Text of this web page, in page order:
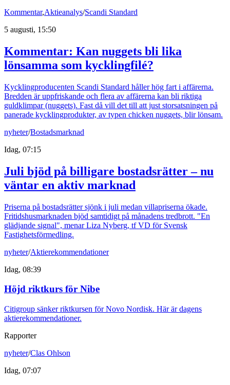
Kommentar,Aktieanalys/Scandi Standard
5 augusti, 15:50
Kommentar: Kan nuggets bli lika
lönsamma som kycklingfilé?
Kycklingproducenten Scandi Standard håller hög fart i affärerna.
Bredden är uppfriskande och flera av affärerna kan bli riktiga
guldklimpar (nuggets). Fast då vill det till att just storsatsningen på
panerade kycklingprodukter, av typen chicken nuggets, blir lönsam.
nyheter/Bostadsmarknad
Idag, 07:15
Juli bjöd på billigare bostadsrätter – nu
väntar en aktiv marknad
Priserna på bostadsrätter sjönk i juli medan villapriserna ökade.
Fritidshusmarknaden bjöd samtidigt på månadens tredbrott. "En
glädjande signal", menar Liza Nyberg, tf VD för Svensk
Fastighetsförmedling.
nyheter/Aktierekommendationer
Idag, 08:39
Höjd riktkurs för Nibe
Citigroup sänker riktkursen för Novo Nordisk. Här är dagens
aktierekommendationer.
Rapporter
nyheter/Clas Ohlson
Idag, 07:07